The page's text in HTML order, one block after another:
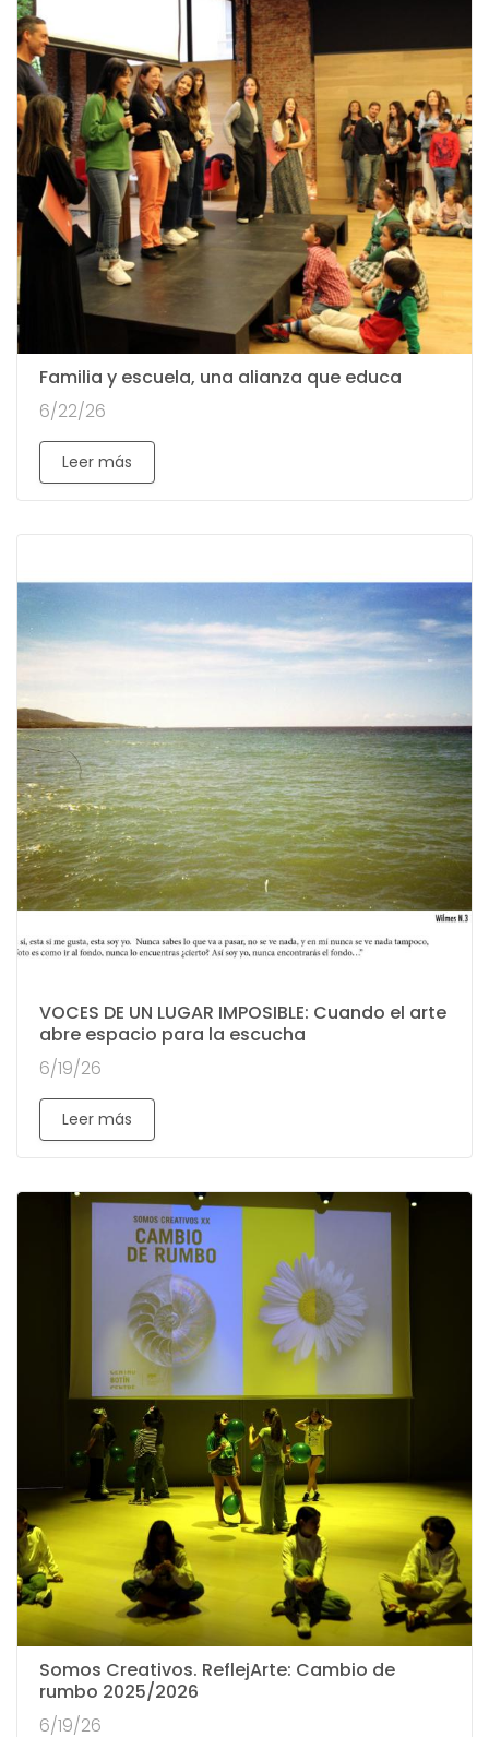
Familia y escuela, una alianza que educa
6/22/26
Leer más
VOCES DE UN LUGAR IMPOSIBLE: Cuando el arte
abre espacio para la escucha
6/19/26
Leer más
Somos Creativos. ReflejArte: Cambio de
rumbo 2025/2026
6/19/26